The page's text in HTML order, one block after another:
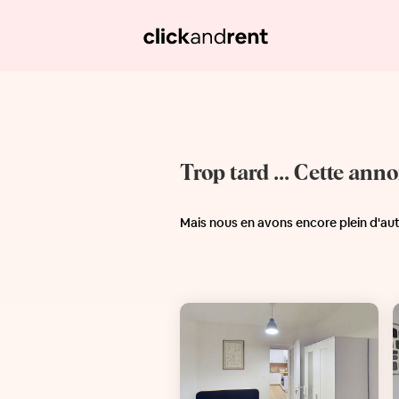
Trop tard ... Cette
Mais nous en avons encore plein